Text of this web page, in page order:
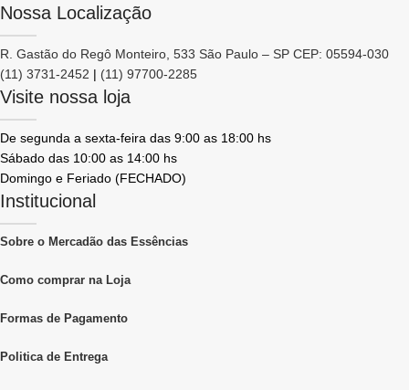
Nossa Localização
R. Gastão do Regô Monteiro, 533 São Paulo – SP CEP: 05594-030
(11) 3731-2452 | (11) 97700-2285
Visite nossa loja
De segunda a sexta-feira das 9:00 as 18:00 hs
Sábado das 10:00 as 14:00 hs
Domingo e Feriado (FECHADO)
Institucional
Sobre o Mercadão das Essências
Como comprar na Loja
Formas de Pagamento
Politica de Entrega